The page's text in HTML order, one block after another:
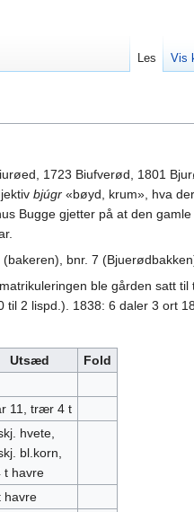
1723 Biufverød, 1801
bjúgr «bøyd, krum», hva
Bugge gjetter på at den
bnr. 7
ble gården satt
2 lispd.). 1838: 6 daler 3 ort
Utsæd
Fold
11, trær 4 t
hvete,
bl.korn,
t havre
havre
Les Vis